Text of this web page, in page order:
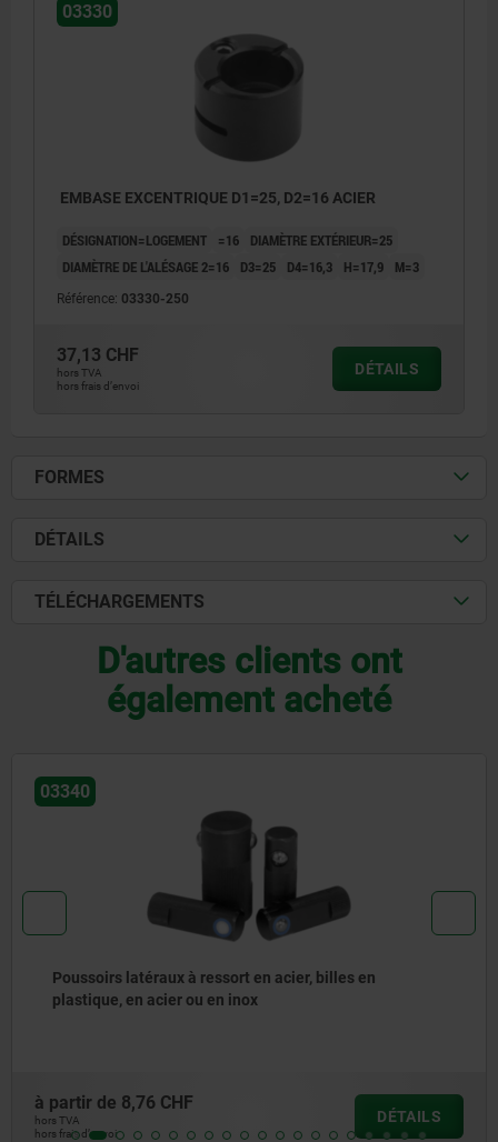
03330
EMBASE EXCENTRIQUE D1=25, D2=16 ACIER
DÉSIGNATION=LOGEMENT =16
DIAMÈTRE EXTÉRIEUR=25
DIAMÈTRE DE L'ALÉSAGE 2=16
D3=25 D4=16,3 H=17,9 M=3
Référence: 03330-250
37,13 CHF
hors TVA
hors frais d’envoi
DÉTAILS
FORMES
DÉTAILS
TÉLÉCHARGEMENTS
D'autres clients ont
également acheté
03340
Poussoirs latéraux à ressort en acier, billes en
plastique, en acier ou en inox
à partir de 8,76 CHF
hors TVA
hors frais d’envoi
DÉTAILS